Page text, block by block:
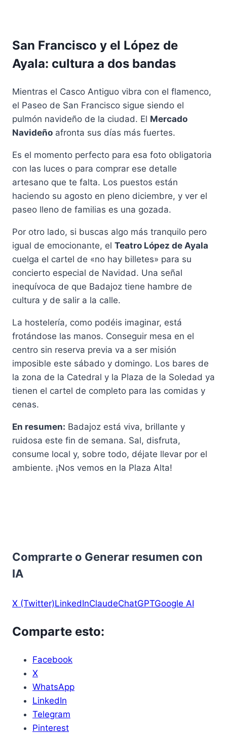
San Francisco y el López de
Ayala: cultura a dos bandas
Mientras el Casco Antiguo vibra con el flamenco,
el Paseo de San Francisco sigue siendo el
pulmón navideño de la ciudad. El Mercado
Navideño afronta sus días más fuertes.
Es el momento perfecto para esa foto obligatoria
con las luces o para comprar ese detalle
artesano que te falta. Los puestos están
haciendo su agosto en pleno diciembre, y ver el
paseo lleno de familias es una gozada.
Por otro lado, si buscas algo más tranquilo pero
igual de emocionante, el Teatro López de Ayala
cuelga el cartel de «no hay billetes» para su
concierto especial de Navidad. Una señal
inequívoca de que Badajoz tiene hambre de
cultura y de salir a la calle.
La hostelería, como podéis imaginar, está
frotándose las manos. Conseguir mesa en el
centro sin reserva previa va a ser misión
imposible este sábado y domingo. Los bares de
la zona de la Catedral y la Plaza de la Soledad ya
tienen el cartel de completo para las comidas y
cenas.
En resumen: Badajoz está viva, brillante y
ruidosa este fin de semana. Sal, disfruta,
consume local y, sobre todo, déjate llevar por el
ambiente. ¡Nos vemos en la Plaza Alta!
Comprarte o Generar resumen con
IA
X (Twitter)LinkedInClaudeChatGPTGoogle AI
Comparte esto:
Facebook
X
WhatsApp
LinkedIn
Telegram
Pinterest